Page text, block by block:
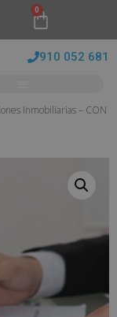
0
910 052 681
Inmobiliarias – CON